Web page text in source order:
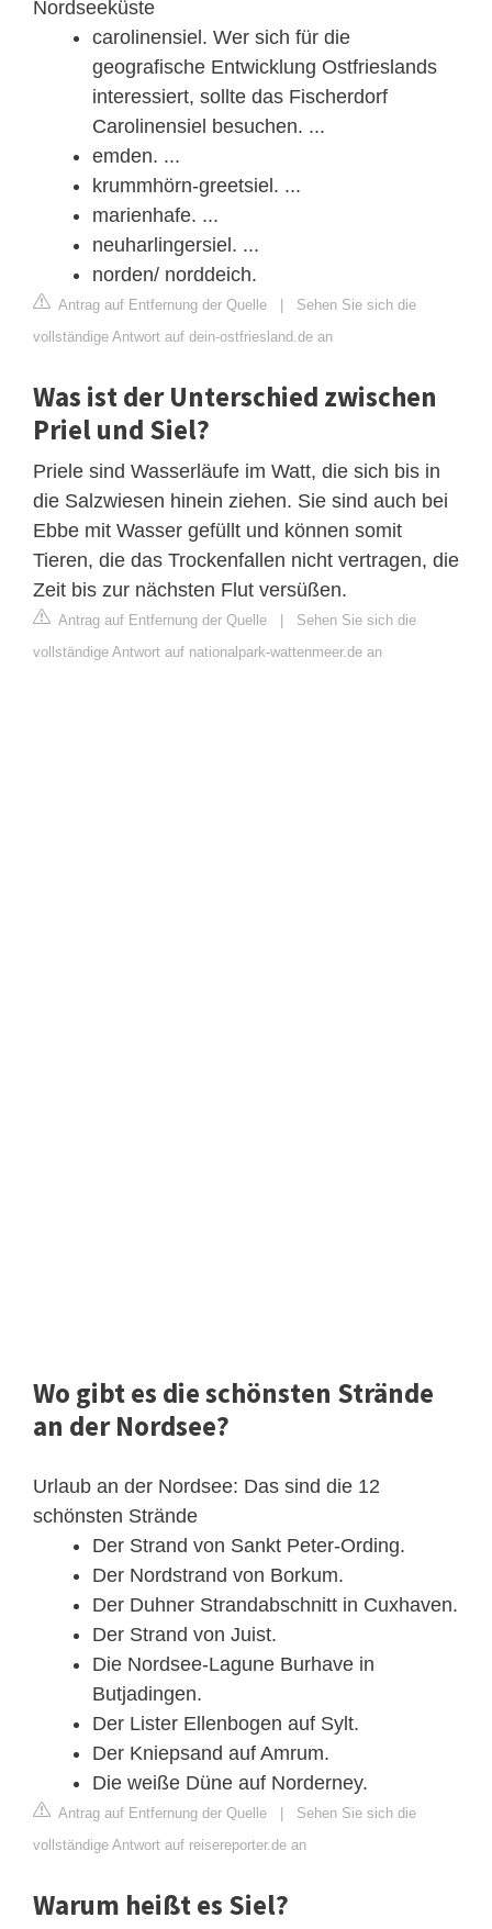
Nordseeküste
carolinensiel. Wer sich für die
geografische Entwicklung Ostfrieslands
interessiert, sollte das Fischerdorf
Carolinensiel besuchen. ...
emden. ...
krummhörn-greetsiel. ...
marienhafe. ...
neuharlingersiel. ...
norden/ norddeich.
Antrag auf Entfernung der Quelle | Sehen Sie sich die
vollständige Antwort auf dein-ostfriesland.de an
Was ist der Unterschied zwischen
Priel und Siel?
Priele sind Wasserläufe im Watt, die sich bis in
die Salzwiesen hinein ziehen. Sie sind auch bei
Ebbe mit Wasser gefüllt und können somit
Tieren, die das Trockenfallen nicht vertragen, die
Zeit bis zur nächsten Flut versüßen.
Antrag auf Entfernung der Quelle | Sehen Sie sich die
vollständige Antwort auf nationalpark-wattenmeer.de an
Wo gibt es die schönsten Strände
an der Nordsee?
Urlaub an der Nordsee: Das sind die 12
schönsten Strände
Der Strand von Sankt Peter-Ording.
Der Nordstrand von Borkum.
Der Duhner Strandabschnitt in Cuxhaven.
Der Strand von Juist.
Die Nordsee-Lagune Burhave in
Butjadingen.
Der Lister Ellenbogen auf Sylt.
Der Kniepsand auf Amrum.
Die weiße Düne auf Norderney.
Antrag auf Entfernung der Quelle | Sehen Sie sich die
vollständige Antwort auf reisereporter.de an
Warum heißt es Siel?